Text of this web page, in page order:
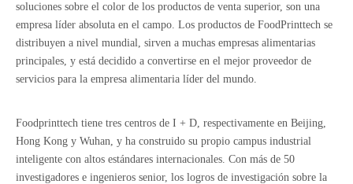
soluciones sobre el color de los productos de venta superior, son una
empresa líder absoluta en el campo. Los productos de FoodPrinttech se
distribuyen a nivel mundial, sirven a muchas empresas alimentarias
principales, y está decidido a convertirse en el mejor proveedor de
servicios para la empresa alimentaria líder del mundo.
Foodprinttech tiene tres centros de I + D, respectivamente en Beijing,
Hong Kong y Wuhan, y ha construido su propio campus industrial
inteligente con altos estándares internacionales. Con más de 50
investigadores e ingenieros senior, los logros de investigación sobre la